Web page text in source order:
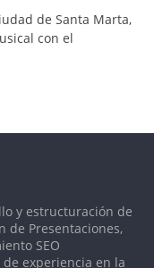
de Santa Marta,
con el
y estructuración de
de Presentaciones,
SEO
experiencia en la